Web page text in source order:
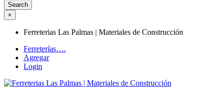
×
Ferreterias Las Palmas | Materiales de Construcción
Ferreterías….
Agregar
Login